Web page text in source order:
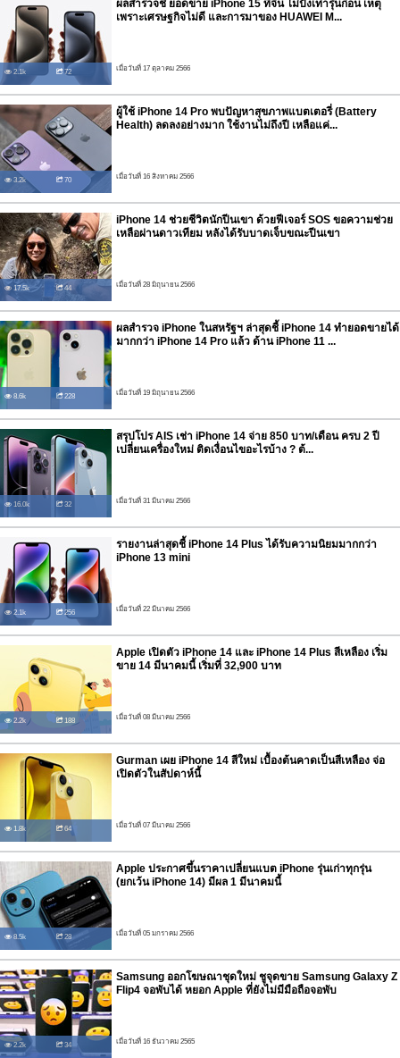
2.1k 72
ผลสำรวจชี้ ยอดขาย iPhone 15 ที่จีน ไม่ปังเท่ารุ่นก่อน เหตุ
เพราะเศรษฐกิจไม่ดี และการมาของ HUAWEI M...
เมื่อวันที่ 17 ตุลาคม 2566
3.2k 70
ผู้ใช้ iPhone 14 Pro พบปัญหาสุขภาพแบตเตอรี่ (Battery
Health) ลดลงอย่างมาก ใช้งานไม่ถึงปี เหลือแค่...
เมื่อวันที่ 16 สิงหาคม 2566
17.5k 44
iPhone 14 ช่วยชีวิตนักปีนเขา ด้วยฟีเจอร์ SOS ขอความช่วย
เหลือผ่านดาวเทียม หลังได้รับบาดเจ็บขณะปีนเขา
เมื่อวันที่ 28 มิถุนายน 2566
8.6k 228
ผลสำรวจ iPhone ในสหรัฐฯ ล่าสุดชี้ iPhone 14 ทำยอดขายได้
มากกว่า iPhone 14 Pro แล้ว ด้าน iPhone 11 ...
เมื่อวันที่ 19 มิถุนายน 2566
16.0k 32
สรุปโปร AIS เช่า iPhone 14 จ่าย 850 บาท/เดือน ครบ 2 ปี
เปลี่ยนเครื่องใหม่ ติดเงื่อนไขอะไรบ้าง ? ต้...
เมื่อวันที่ 31 มีนาคม 2566
2.1k 256
รายงานล่าสุดชี้ iPhone 14 Plus ได้รับความนิยมมากกว่า
iPhone 13 mini
เมื่อวันที่ 22 มีนาคม 2566
2.2k 188
Apple เปิดตัว iPhone 14 และ iPhone 14 Plus สีเหลือง เริ่ม
ขาย 14 มีนาคมนี้ เริ่มที่ 32,900 บาท
เมื่อวันที่ 08 มีนาคม 2566
1.8k 64
Gurman เผย iPhone 14 สีใหม่ เบื้องต้นคาดเป็นสีเหลือง จ่อ
เปิดตัวในสัปดาห์นี้
เมื่อวันที่ 07 มีนาคม 2566
8.5k 28
Apple ประกาศขึ้นราคาเปลี่ยนแบต iPhone รุ่นเก่าทุกรุ่น
(ยกเว้น iPhone 14) มีผล 1 มีนาคมนี้
เมื่อวันที่ 05 มกราคม 2566
2.2k 34
Samsung ออกโฆษณาชุดใหม่ ชูจุดขาย Samsung Galaxy Z
Flip4 จอพับได้ หยอก Apple ที่ยังไม่มีมือถือจอพับ
เมื่อวันที่ 16 ธันวาคม 2565